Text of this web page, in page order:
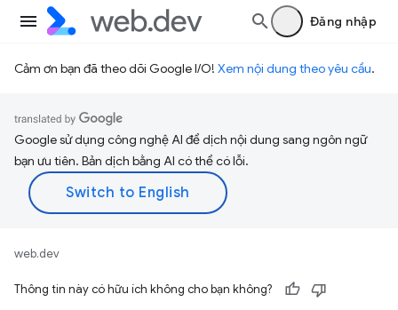
Đăng nhập
Cảm ơn bạn đã theo dõi Google I/O! Xem nội dung theo yêu cầu.
Google sử dụng công nghệ AI để dịch nội dung sang ngôn ngữ
bạn ưu tiên. Bản dịch bằng AI có thể có lỗi.
web.dev
Thông tin này có hữu ích không cho bạn không?